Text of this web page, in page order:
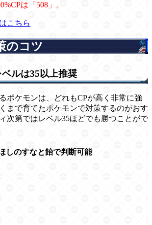
は「508」。
こちら
のコツ
ルは35以上推奨
ポケモンは、どれもCPが高く非常に強
まで育てたポケモンで対策するのがおす
次第ではレベル35ほどでも勝つことがで
しのすなと飴で判断可能